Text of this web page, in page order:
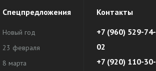
Спецпредложения
Новый год
23 февраля
8 марта
Контакты
+7 (960) 529-74-
02
+7 (920) 110-30-